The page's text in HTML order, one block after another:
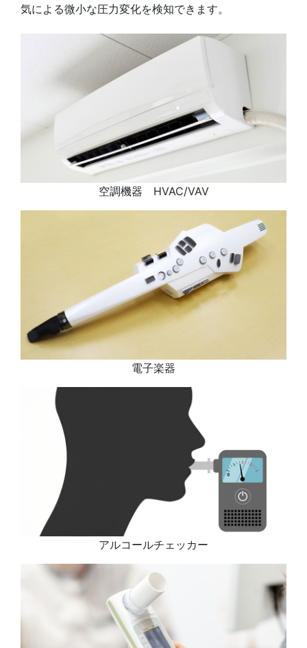
気による微小な圧力変化を検知できます。
空調機器 HVAC/VAV
電子楽器
アルコールチェッカー